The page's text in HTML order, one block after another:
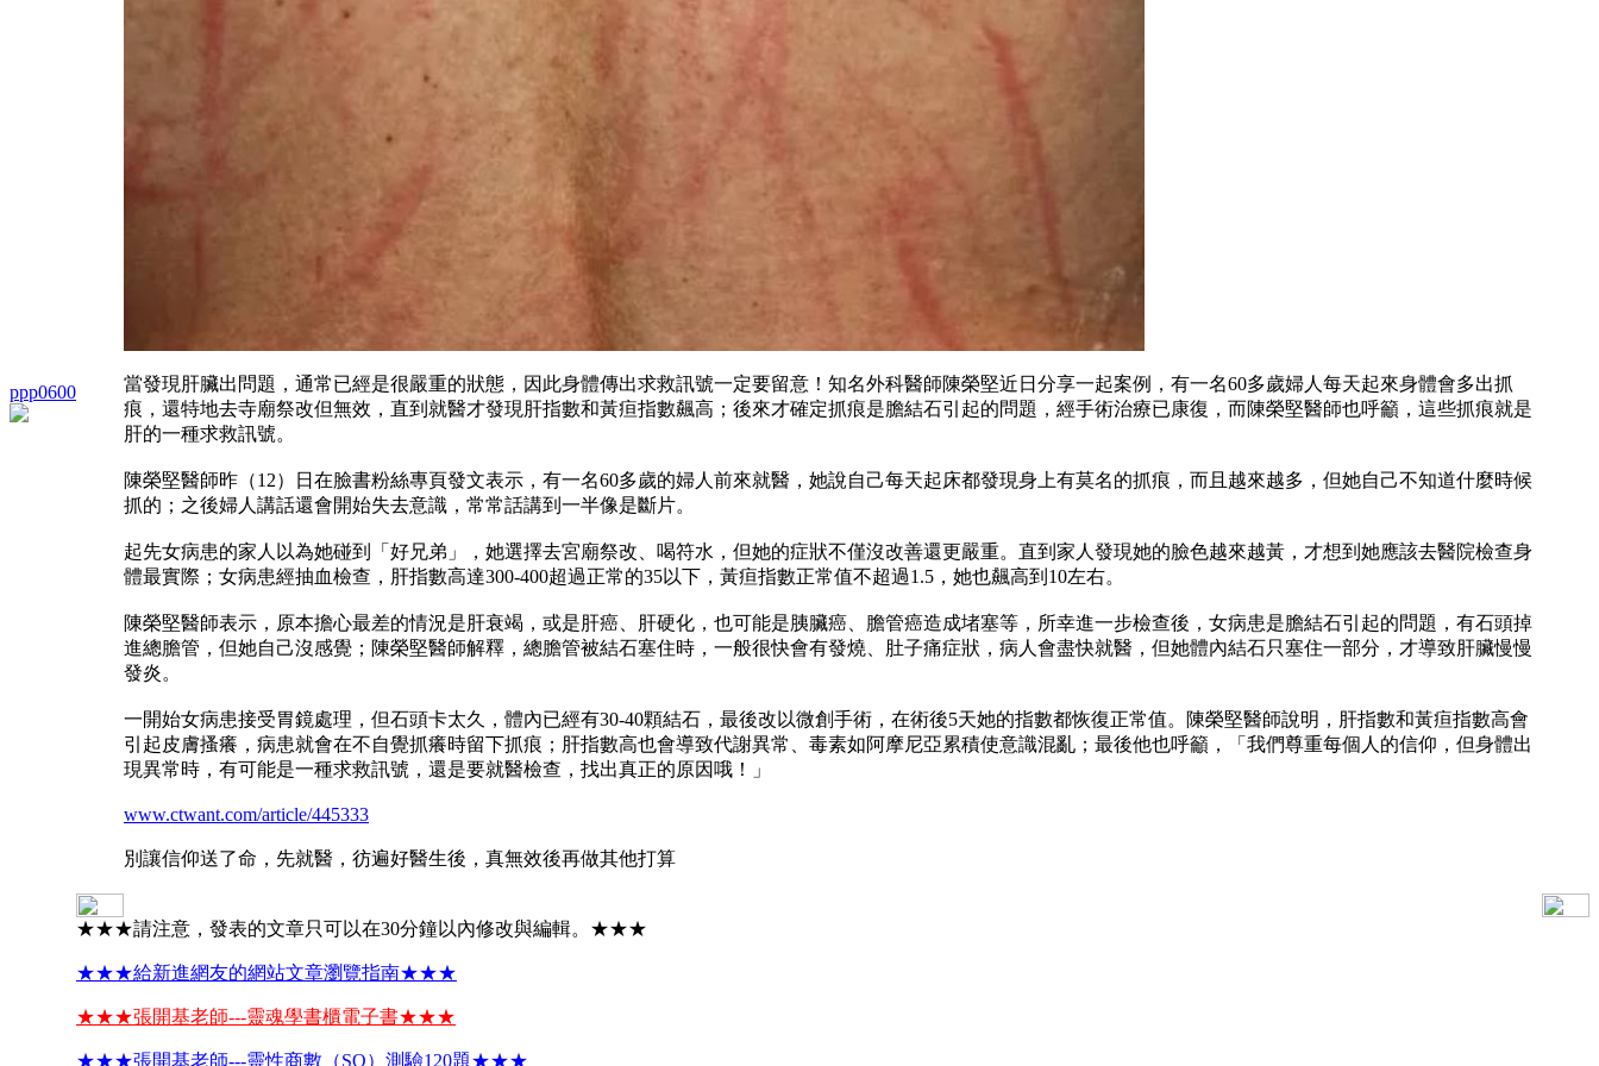
ppp0600
當發現肝臟出問題，通常已經是很嚴重的狀態，因此身體傳出求救訊號一定要留意！知名外科醫師陳榮堅近日分享一起案例，有一名60多歲婦人每天起來身體會多出抓
痕，還特地去寺廟祭改但無效，直到就醫才發現肝指數和黃疸指數飆高；後來才確定抓痕是膽結石引起的問題，經手術治療已康復，而陳榮堅醫師也呼籲，這些抓痕就是
肝的一種求救訊號。
陳榮堅醫師昨（12）日在臉書粉絲專頁發文表示，有一名60多歲的婦人前來就醫，她說自己每天起床都發現身上有莫名的抓痕，而且越來越多，但她自己不知道什麼時候
抓的；之後婦人講話還會開始失去意識，常常話講到一半像是斷片。
起先女病患的家人以為她碰到「好兄弟」，她選擇去宮廟祭改、喝符水，但她的症狀不僅沒改善還更嚴重。直到家人發現她的臉色越來越黃，才想到她應該去醫院檢查身
體最實際；女病患經抽血檢查，肝指數高達300-400超過正常的35以下，黃疸指數正常值不超過1.5，她也飆高到10左右。
陳榮堅醫師表示，原本擔心最差的情況是肝衰竭，或是肝癌、肝硬化，也可能是胰臟癌、膽管癌造成堵塞等，所幸進一步檢查後，女病患是膽結石引起的問題，有石頭掉
進總膽管，但她自己沒感覺；陳榮堅醫師解釋，總膽管被結石塞住時，一般很快會有發燒、肚子痛症狀，病人會盡快就醫，但她體內結石只塞住一部分，才導致肝臟慢慢
發炎。
一開始女病患接受胃鏡處理，但石頭卡太久，體內已經有30-40顆結石，最後改以微創手術，在術後5天她的指數都恢復正常值。陳榮堅醫師說明，肝指數和黃疸指數高會
引起皮膚搔癢，病患就會在不自覺抓癢時留下抓痕；肝指數高也會導致代謝異常、毒素如阿摩尼亞累積使意識混亂；最後他也呼籲，「我們尊重每個人的信仰，但身體出
現異常時，有可能是一種求救訊號，還是要就醫檢查，找出真正的原因哦！」
www.ctwant.com/article/445333
別讓信仰送了命，先就醫，彷遍好醫生後，真無效後再做其他打算
★★★請注意，發表的文章只可以在30分鐘以內修改與編輯。★★★
★★★給新進網友的網站文章瀏覽指南★★★
★★★張開基老師---靈魂學書櫃電子書★★★
★★★張開基老師---靈性商數（SQ）測驗120題★★★